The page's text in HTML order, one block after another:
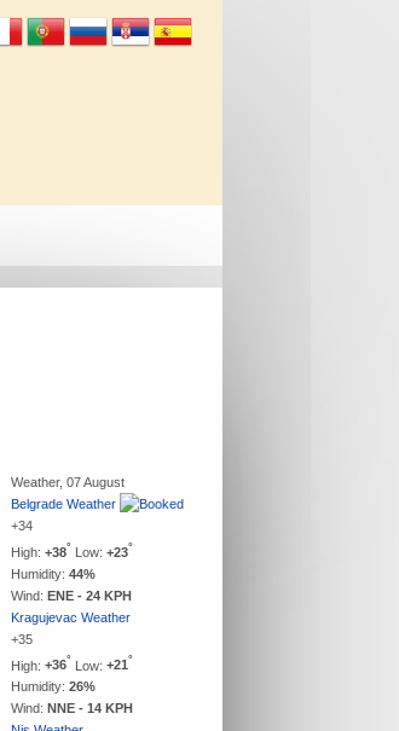
Weather, 07 August
Belgrade Weather
+34
High: +38° Low: +23°
Humidity: 44%
Wind: ENE - 24 KPH
Kragujevac Weather
+35
High: +36° Low: +21 °
Humidity: 26%
Wind: NNE - 14 KPH